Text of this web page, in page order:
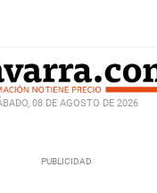
08 DE AGOSTO DE 2026